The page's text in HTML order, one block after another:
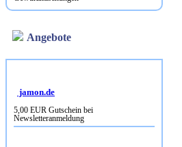
5,00 EUR Gutschein bei
Newsletteranmeldung
Spicebude